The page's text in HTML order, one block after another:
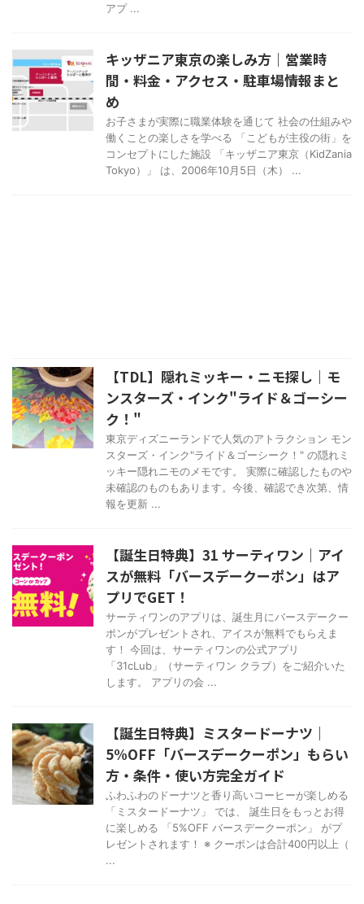
アプ ...
キッザニア東京の楽しみ方｜営業時
間・料金・アクセス・駐車場情報まと
め
お子さまが実際に職業体験を通じて 社会の仕組みや
働くことの楽しさを学べる 「こどもが主役の街」を
コンセプトにした施設 「キッザニア東京（KidZania
Tokyo）」 は、2006年10月5日（木） ...
【TDL】隠れミッキー・ニモ探し｜モ
ンスターズ・インク"ライド＆ゴーシー
ク！"
東京ディズニーランドで人気のアトラクション モン
スターズ・インク"ライド＆ゴーシーク！" の隠れミ
ッキー隠れニモのメモです。 実際に確認したものや
未確認のものもあります。今後、確認でき次第、情
報を更新 ...
【誕生日特典】31 サーティワン｜アイ
スが無料「バースデークーポン」はア
プリでGET！
サーティワンのアプリは、誕生月にバースデークー
ポンがプレゼントされ、アイスが無料でもらえま
す！ 今回は、サーティワンの公式アプリ
「31cLub」（サーティワン クラブ）をご紹介いた
します。 アプリの会 ...
【誕生日特典】ミスタードーナツ｜
5%OFF「バースデークーポン」もらい
方・条件・使い方完全ガイド
ふわふわのドーナツと香り高いコーヒーが楽しめる
「ミスタードーナツ」 では、 誕生日をもっとお得
に楽しめる 「5%OFF バースデークーポン」 がプ
レゼントされます！ ※ クーポンは合計400円以上（
...